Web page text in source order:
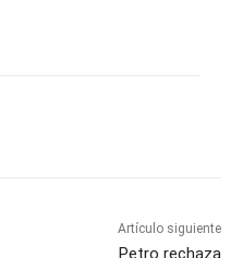
Artículo siguiente
Petro rechaza